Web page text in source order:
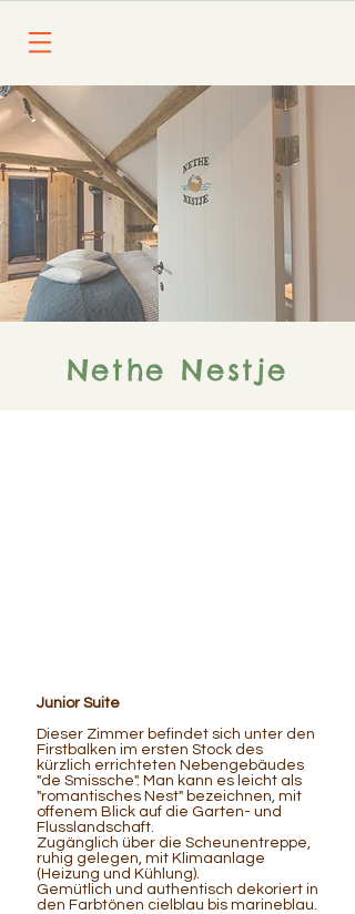
Nethe Nestje
Junior Suite
Dieser Zimmer befindet sich unter den
Firstbalken im ersten Stock des
kürzlich errichteten Nebengebäudes
"de Smissche". Man kann es leicht als
"romantisches Nest" bezeichnen, mit
offenem Blick auf die Garten- und
Flusslandschaft.
Zugänglich über die Scheunentreppe,
ruhig gelegen, mit Klimaanlage
(Heizung und Kühlung).
Gemütlich und authentisch dekoriert in
den Farbtönen cielblau bis marineblau.